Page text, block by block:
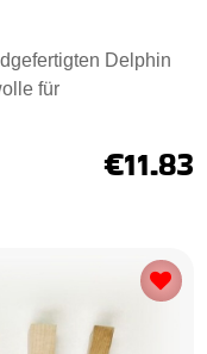
Delphin
für
€11.83